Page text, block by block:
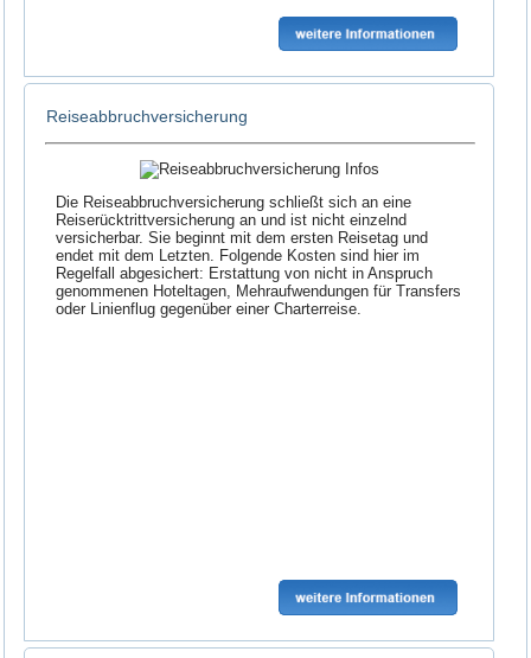
Reiseabbruchversicherung
Die Reiseabbruchversicherung schließt sich an eine
Reiserücktrittversicherung an und ist nicht einzelnd
versicherbar. Sie beginnt mit dem ersten Reisetag und
endet mit dem Letzten. Folgende Kosten sind hier im
Regelfall abgesichert: Erstattung von nicht in Anspruch
genommenen Hoteltagen, Mehraufwendungen für Transfers
oder Linienflug gegenüber einer Charterreise.